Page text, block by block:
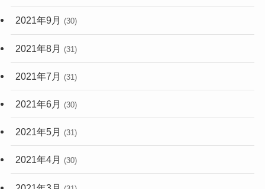
2021年9月 (30)
2021年8月 (31)
2021年7月 (31)
2021年6月 (30)
2021年5月 (31)
2021年4月 (30)